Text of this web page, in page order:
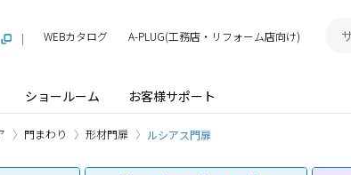
ショールーム お客様サポート
WEBカタログ A-PLUG(工務店・リフォーム店向け)
門まわり 形材門扉 ルシアス門扉